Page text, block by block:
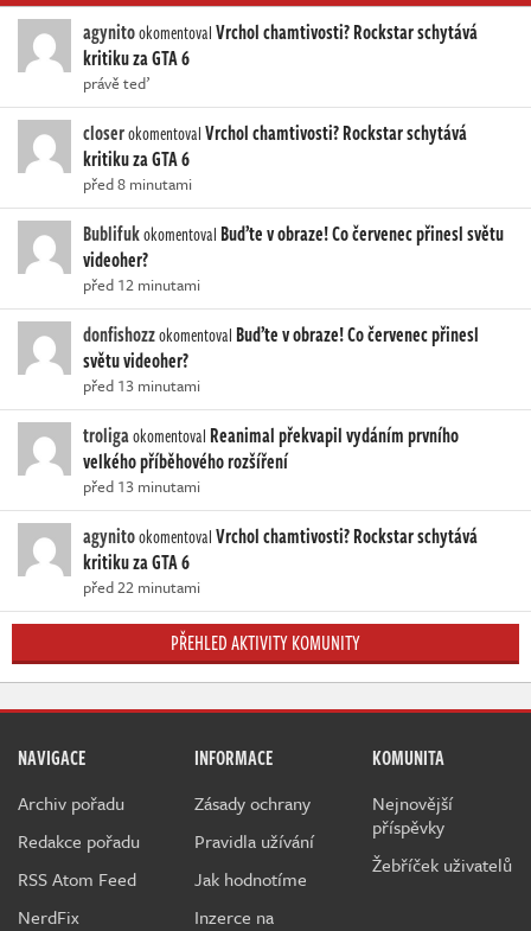
agynitookomentovalVrchol chamtivosti? Rockstar schytává
kritiku za GTA 6
právě teď
closerokomentovalVrchol chamtivosti? Rockstar schytává
kritiku za GTA 6
před 8 minutami
Bublifukokomentoval Buďte v obraze! Co červenec přinesl světu
videoher?
před 12 minutami
donfishozzokomentoval Buďte v obraze! Co červenec přinesl
světu videoher?
před 13 minutami
troligaokomentoval Reanimal překvapil vydáním prvního
velkého příběhového rozšíření
před 13 minutami
agynitookomentovalVrchol chamtivosti? Rockstar schytává
kritiku za GTA 6
před 22 minutami
PŘEHLED AKTIVITY KOMUNITY
NAVIGACE
Archiv pořadu
Redakce pořadu
RSS Atom Feed
NerdFix
INFORMACE
Zásady ochrany
Pravidla užívání
Jak hodnotíme
Inzerce na
KOMUNITA
Nejnovější
příspěvky
Žebříček uživatelů